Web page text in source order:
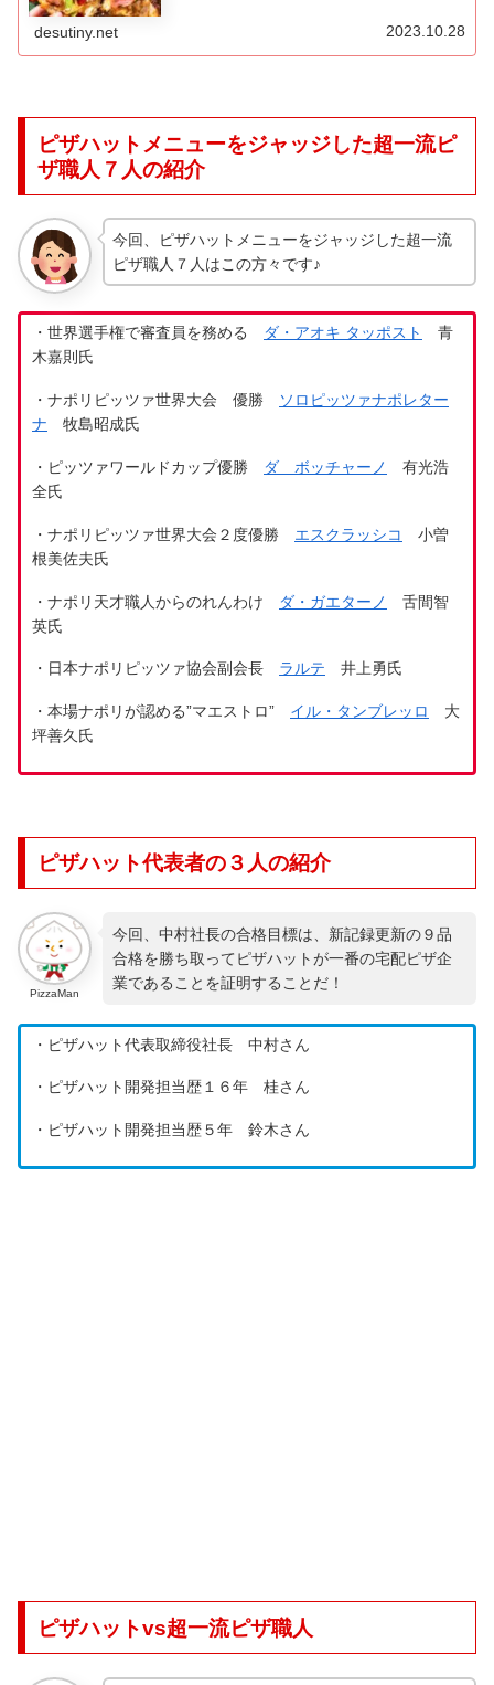
desutiny.net 2023.10.28
ピザハットメニューをジャッジした超一流ピ
ザ職人７人の紹介
今回、ピザハットメニューをジャッジした超一流
ピザ職人７人はこの方々です♪
・世界選手権で審査員を務める ダ・アオキ タッポスト
青
木嘉則氏
・ナポリピッツァ世界大会 優勝
ソロピッツァナポレター
ナ 牧島昭成氏
・ピッツァワールドカップ優勝 ダ ボッチャーノ
有光浩
全氏
・ナポリピッツァ世界大会２度優勝 エスクラッシコ
小曽
根美佐夫氏
・ナポリ天才職人からのれんわけ ダ・ガエターノ
舌間智
英氏
・日本ナポリピッツァ協会副会長 ラルテ 井上勇氏
・本場ナポリが認める”マエストロ” イル・タンブレッロ
大
坪善久氏
ピザハット代表者の３人の紹介
PizzaMan
今回、中村社長の合格目標は、新記録更新の９品
合格を勝ち取ってピザハットが一番の宅配ピザ企
業であることを証明することだ！
・ピザハット代表取締役社長 中村さん
・ピザハット開発担当歴１６年 桂さん
・ピザハット開発担当歴５年 鈴木さん
ピザハットvs超一流ピザ職人